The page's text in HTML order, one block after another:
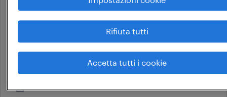
aeroporto elmas (m/f/nb)
cagliari, sardegna
15.000 € - 18.000 € annuale
Rifiuta tutti
Accetta tutti i cookie